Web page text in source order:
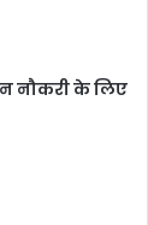
नौकरी के लिए